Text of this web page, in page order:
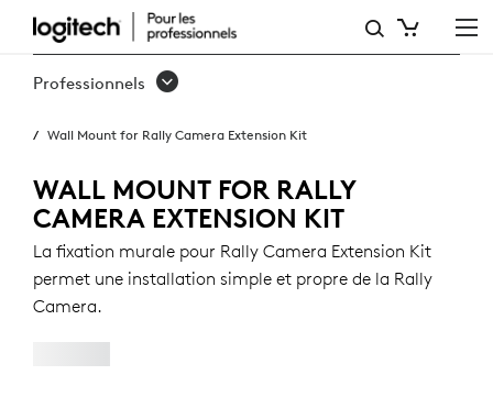
FIXATION
MURALE
POUR
RALLY
CAMERA
EXTENSION
KIT
Professionnels
Wall Mount for Rally Camera Extension Kit
WALL MOUNT FOR RALLY
CAMERA EXTENSION KIT
La fixation murale pour Rally Camera Extension Kit
permet une installation simple et propre de la Rally
Camera.